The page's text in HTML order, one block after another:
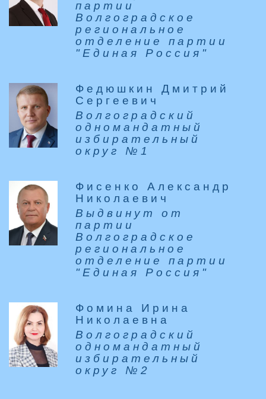
партии
Волгоградское
региональное
отделение партии
"Единая Россия"
Федюшкин Дмитрий
Сергеевич
Волгоградский
одномандатный
избирательный
округ №1
Фисенко Александр
Николаевич
Выдвинут от
партии
Волгоградское
региональное
отделение партии
"Единая Россия"
Фомина Ирина
Николаевна
Волгоградский
одномандатный
избирательный
округ №2